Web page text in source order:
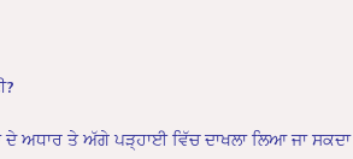
ਅਧਾਰ ਤੇ ਅੱਗੇ ਪੜ੍ਹਾਈ ਵਿੱਚ ਦਾਖਲਾ ਲਿਆ ਜਾ ਸਕਦਾ